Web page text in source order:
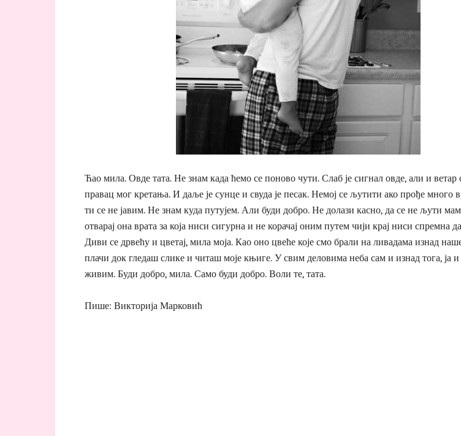
Ћао мила. Овде тата. Не знам када ћемо се поново чути. Слаб је сигнал овде, али и ветар
правац мог кретања. И даље је сунце и свуда је песак. Немој се љутити ако прође много
ти се не јавим. Не знам куда путујем. Али буди добро. Не долази касно, да се не љути
отварај она врата за која ниси сигурна и не корачај оним путем чији крај ниси спремна
Диви се дрвећу и цветај, мила моја. Као оно цвеће које смо брали на ливадама изнад
плачи док гледаш слике и читаш моје књиге. У свим деловима неба сам и изнад тога, ја
живим. Буди добро, мила. Само буди добро. Воли те, тата.
Пише: Викторија Марковић